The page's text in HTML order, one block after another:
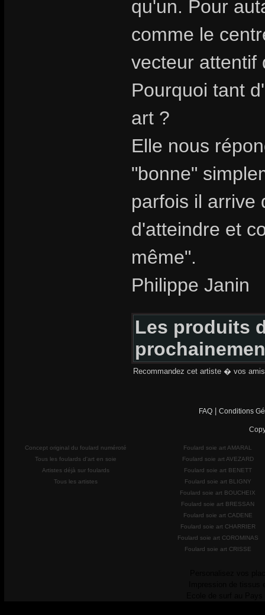
qu'un. Pour
comme le
vecteur attentif
Pourquoi tant
art ?
Elle nous
"bonne"
parfois il arrive
d'atteindre et
même".
Philippe Janin
Les produits
Recommandez cet artiste � vos
FAQ Conditions
Concept original du foulard numéroté
Tous les foulards d'art en soie
Artistes déjà sur foulards
Tous les artistes
Foulard soie art AMARAL
Foulard soie art AVEZARD
Foulard soie art BENETT
Foulard soie art BLIGNY
Foulard soie art BOUCHEIX
Foulard soie art BRESSAN
Foulard soie art CADENE
Foulard soie art CHARRIER
Foulard soie art COROMINAS
Foulard soie art CRISSE